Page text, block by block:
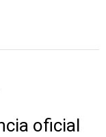
oficial